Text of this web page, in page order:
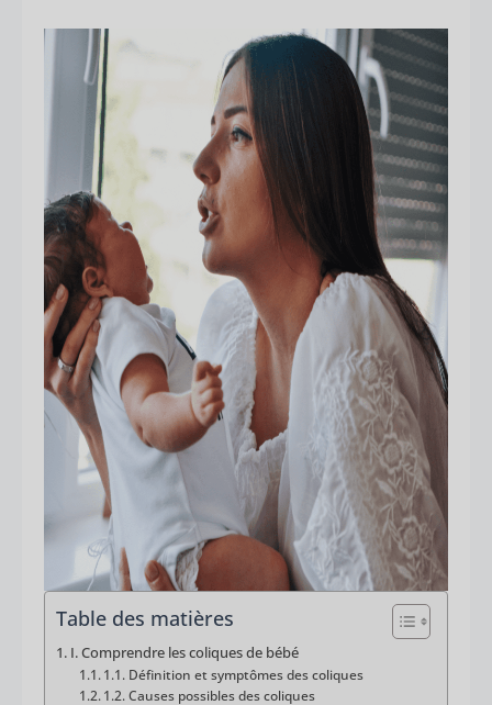
Table des matières
I. Comprendre les coliques de bébé
1.1. Définition et symptômes des coliques
1.2. Causes possibles des coliques